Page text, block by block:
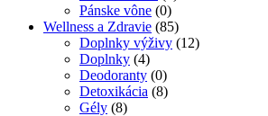
Pánske vône (0)
Wellness a Zdravie (85)
Doplnky výživy (12)
Doplnky (4)
Deodoranty (0)
Detoxikácia (8)
Gély (8)